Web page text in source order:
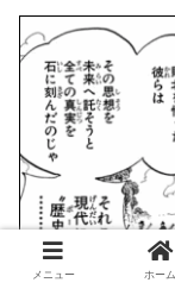
メニュー ホーム